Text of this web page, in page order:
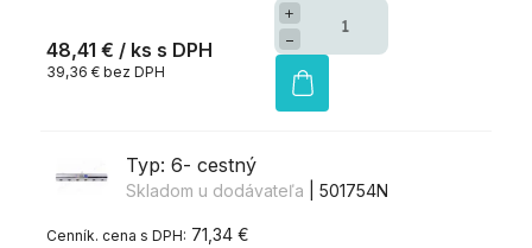
48,41 € / ks
39,36 € bez DPH
+
−
Typ: 6- cestný
Skladom u dodávateľa | 501754N
71,34 €